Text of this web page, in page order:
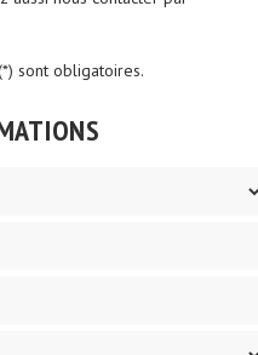
sont obligatoires.